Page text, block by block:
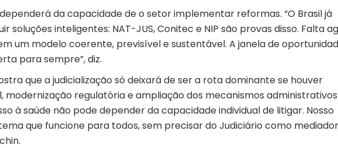
da capacidade de o setor implementar reformas. “O Brasil já
soluções inteligentes: NAT-JUS, Conitec e NIP são provas disso. Falta
um modelo coerente, previsível e sustentável. A janela de
para sempre”, diz.
que a judicialização só deixará de ser a rota dominante se houver
modernização regulatória e ampliação dos mecanismos
à saúde não pode depender da capacidade individual de litigar. Nosso
que funcione para todos, sem precisar do Judiciário como mediador